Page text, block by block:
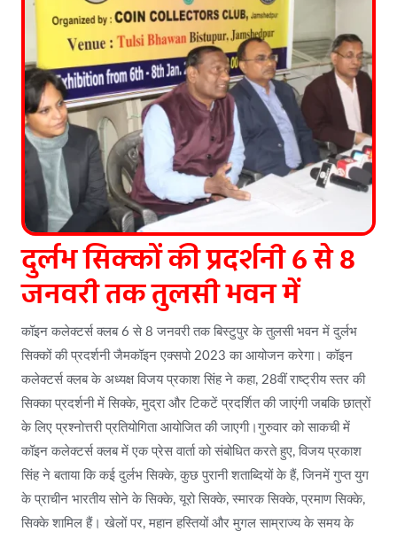
दुर्लभ सिक्कों की प्रदर्शनी 6 से 8
जनवरी तक तुलसी भवन में
कॉइन कलेक्टर्स क्लब 6 से 8 जनवरी तक बिस्टुपुर के तुलसी भवन में दुर्लभ
सिक्कों की प्रदर्शनी जैमकॉइन एक्सपो 2023 का आयोजन करेगा। कॉइन
कलेक्टर्स क्लब के अध्यक्ष विजय प्रकाश सिंह ने कहा, 28वीं राष्ट्रीय स्तर की
सिक्का प्रदर्शनी में सिक्के, मुद्रा और टिकटें प्रदर्शित की जाएंगी जबकि छात्रों
के लिए प्रश्नोत्तरी प्रतियोगिता आयोजित की जाएगी।गुरुवार को साकची में
कॉइन कलेक्टर्स क्लब में एक प्रेस वार्ता को संबोधित करते हुए, विजय प्रकाश
सिंह ने बताया कि कई दुर्लभ सिक्के, कुछ पुरानी शताब्दियों के हैं, जिनमें गुप्त युग
के प्राचीन भारतीय सोने के सिक्के, यूरो सिक्के, स्मारक सिक्के, प्रमाण सिक्के,
सिक्के शामिल हैं। खेलों पर, महान हस्तियों और मुगल साम्राज्य के समय के